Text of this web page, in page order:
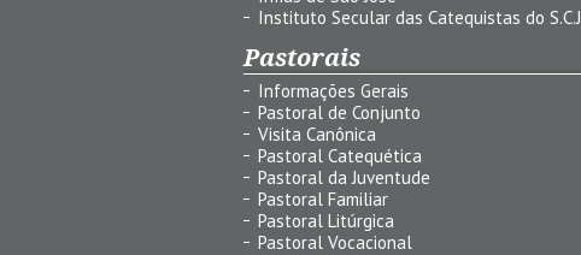
Instituto Secular das Catequistas do S.C.J
Pastorais
Informações Gerais
Pastoral de Conjunto
Visita Canônica
Pastoral Catequética
Pastoral da Juventude
Pastoral Familiar
Pastoral Litúrgica
Pastoral Vocacional